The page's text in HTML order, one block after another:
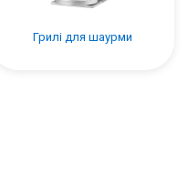
Грилі для шаурми